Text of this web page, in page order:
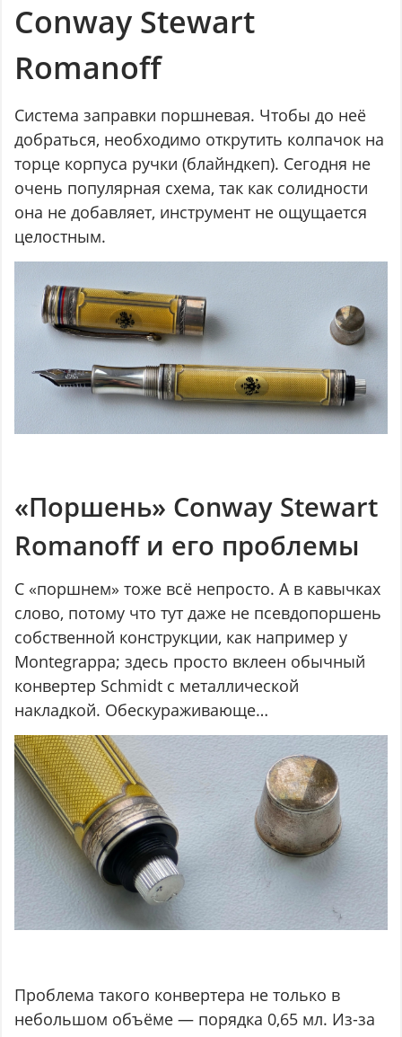
Conway Stewart
Romanoff
Система заправки поршневая. Чтобы до неё
добраться, необходимо открутить колпачок на
торце корпуса ручки (блайндкеп). Сегодня не
очень популярная схема, так как солидности
она не добавляет, инструмент не ощущается
целостным.
«Поршень» Conway Stewart
Romanoff и его проблемы
С «поршнем» тоже всё непросто. А в кавычках
слово, потому что тут даже не псевдопоршень
собственной конструкции, как например у
Montegrappa; здесь просто вклеен обычный
конвертер Schmidt с металлической
накладкой. Обескураживающе…
Проблема такого конвертера не только в
небольшом объёме — порядка 0,65 мл. Из-за